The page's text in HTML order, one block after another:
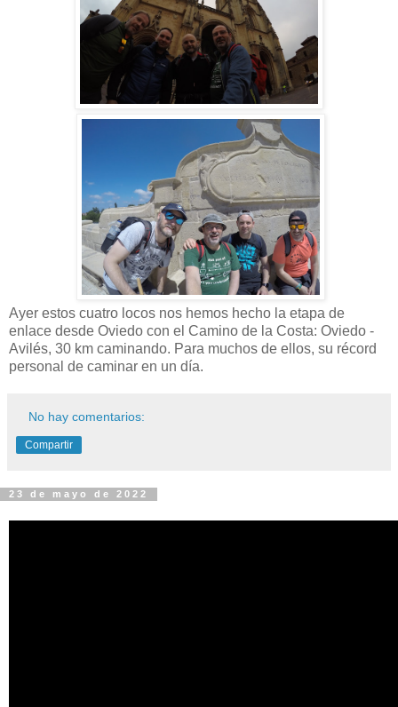
Ayer estos cuatro locos nos hemos hecho la etapa de
enlace desde Oviedo con el Camino de la Costa: Oviedo -
Avilés, 30 km caminando. Para muchos de ellos, su récord
personal de caminar en un día.
No hay comentarios:
Compartir
23 de mayo de 2022